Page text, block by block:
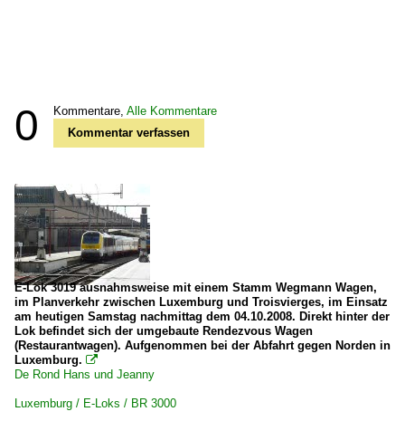
0 Kommentare, Alle Kommentare
Kommentar verfassen
E-Lok 3019 ausnahmsweise mit einem Stamm Wegmann Wagen,
im Planverkehr zwischen Luxemburg und Troisvierges, im Einsatz
am heutigen Samstag nachmittag dem 04.10.2008. Direkt hinter der
Lok befindet sich der umgebaute Rendezvous Wagen
(Restaurantwagen). Aufgenommen bei der Abfahrt gegen Norden in
Luxemburg. 
De Rond Hans und Jeanny
Luxemburg / E-Loks / BR 3000